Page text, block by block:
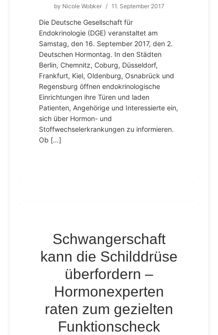
by Nicole Wobker / 11. September 2017
Die Deutsche Gesellschaft für
Endokrinologie (DGE) veranstaltet am
Samstag, den 16. September 2017, den 2.
Deutschen Hormontag. In den Städten
Berlin, Chemnitz, Coburg, Düsseldorf,
Frankfurt, Kiel, Oldenburg, Osnabrück und
Regensburg öffnen endokrinologische
Einrichtungen ihre Türen und laden
Patienten, Angehörige und Interessierte ein,
sich über Hormon- und
Stoffwechselerkrankungen zu informieren.
Ob […]
Schwangerschaft
kann die Schilddrüse
überfordern –
Hormonexperten
raten zum gezielten
Funktionscheck